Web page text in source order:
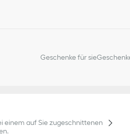
Geschenke für sie
einem auf Sie zugeschnittenen